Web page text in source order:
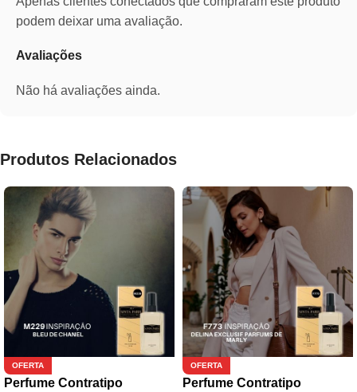
Avaliações
Não há avaliações ainda.
podem deixar uma avaliação.
Produtos Relacionados
OFERTA
Perfume Contratipo
OFERTA
Perfume Contratipo